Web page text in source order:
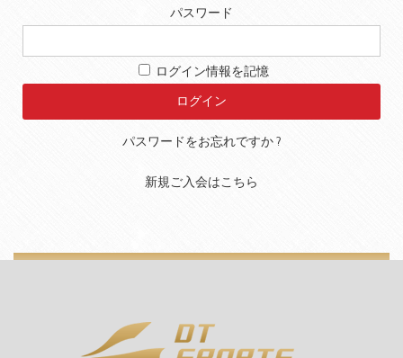
パスワード
ログイン情報を記憶
パスワードをお忘れですか ?
新規ご入会はこちら